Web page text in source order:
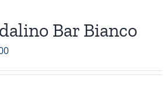
Bar Bianco